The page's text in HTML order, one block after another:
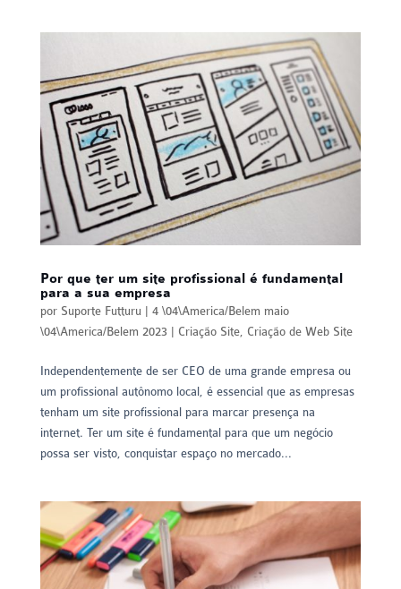
Por que ter um site profissional é fundamental
para a sua empresa
por Suporte Futturu| 4 \04\America/Belem maio
\04\America/Belem 2023
Criação Site, Criação de Web Site
Independentemente de ser CEO de uma grande empresa ou
um profissional autônomo local, é essencial que as empresas
tenham um site profissional para marcar presença na
internet. Ter um site é fundamental para que um negócio
possa ser visto, conquistar espaço no mercado...